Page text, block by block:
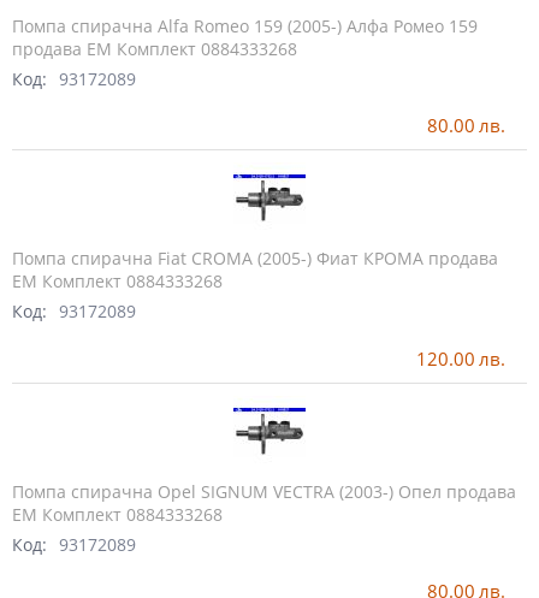
Помпа спирачна Alfa Romeo 159 (2005-) Алфа Ромео 159
продава ЕМ Комплект 0884333268
Код: 93172089
80.00 лв.
Помпа спирачна Fiat CROMA (2005-) Фиат КРОМА продава
ЕМ Комплект 0884333268
Код: 93172089
120.00 лв.
Помпа спирачна Opel SIGNUM VECTRA (2003-) Опел продава
ЕМ Комплект 0884333268
Код: 93172089
80.00 лв.